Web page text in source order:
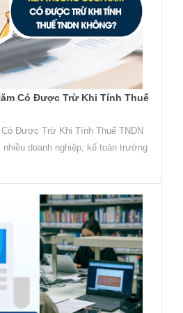
Có Được Trừ Khi Tính Thuế
Được Trừ Khi Tính Thuế TNDN
doanh nghiệp, kế toán trưởng